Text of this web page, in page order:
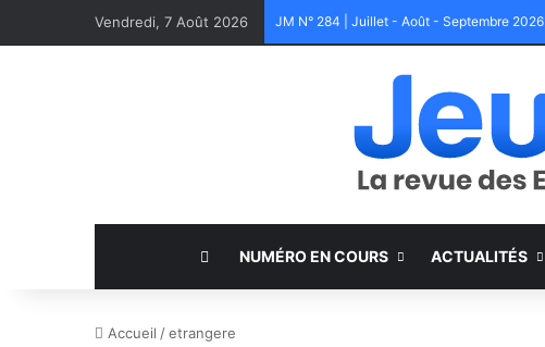
Vendredi, 7 Août 2026 JM N° 284 | Juillet - Août - Septembre 2026
NUMÉRO EN COURS ACTUALITÉS
Accueil /etrangere